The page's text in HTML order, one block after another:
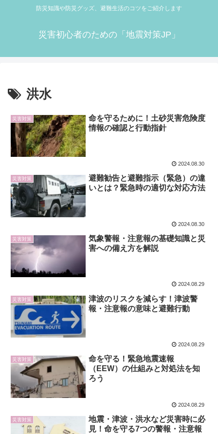
防災知識や防災グッズ、避難生活のコツをご紹介します
災害初心者のための「地震対策JP」
洪水
災害対策
命を守るために！土砂災害危険度
情報の確認と行動指針
2024.08.30
災害対策
避難勧告と避難指示（緊急）の違
いとは？緊急時の適切な対応方法
2024.08.30
災害対策
気象警報・注意報の基礎知識と災
害への備え方を解説
2024.08.29
災害対策
津波のリスクを減らす！津波警
報・注意報の意味と避難行動
2024.08.29
災害対策
命を守る！緊急地震速報
（EEW）の仕組みと対処法を知
ろう
2024.08.29
災害対策
地震・津波・洪水など災害時に必
見！命を守る7つの警報・注意報